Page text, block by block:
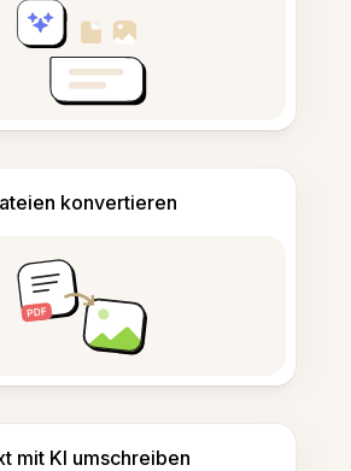
konvertieren
mit KI umschreiben